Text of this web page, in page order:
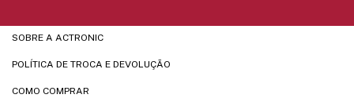
SOBRE A ACTRONIC
POLÍTICA DE TROCA E DEVOLUÇÃO
COMO COMPRAR